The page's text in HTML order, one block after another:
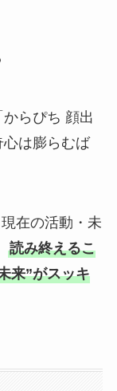
らぴち 顔出
心は膨らむば
在の活動・未
読み終えるこ
来”がスッキ